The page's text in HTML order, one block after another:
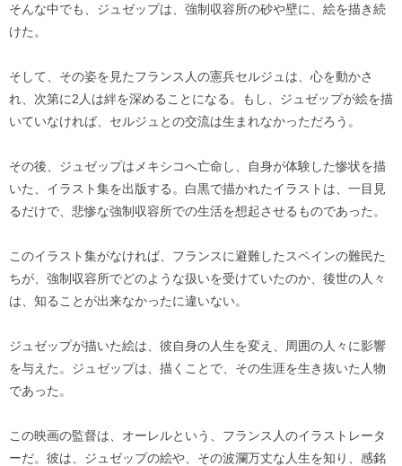
そんな中でも、ジュゼップは、強制収容所の砂や壁に、絵を描き続
けた。
そして、その姿を見たフランス人の憲兵セルジュは、心を動かさ
れ、次第に2人は絆を深めることになる。もし、ジュゼップが絵を描
いていなければ、セルジュとの交流は生まれなかっただろう。
その後、ジュゼップはメキシコへ亡命し、自身が体験した惨状を描
いた、イラスト集を出版する。白黒で描かれたイラストは、一目見
るだけで、悲惨な強制収容所での生活を想起させるものであった。
このイラスト集がなければ、フランスに避難したスペインの難民た
ちが、強制収容所でどのような扱いを受けていたのか、後世の人々
は、知ることが出来なかったに違いない。
ジュゼップが描いた絵は、彼自身の人生を変え、周囲の人々に影響
を与えた。ジュゼップは、描くことで、その生涯を生き抜いた人物
であった。
この映画の監督は、オーレルという、フランス人のイラストレータ
ーだ。彼は、ジュゼップの絵や、その波瀾万丈な人生を知り、感銘